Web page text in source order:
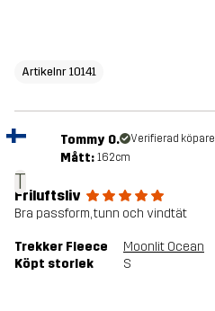
Artikelnr 10141
T
Tommy O. Verifierad köpare
Mått: 162cm
Friluftsliv
Bra passform, tunn och vindtät
Trekker Fleece
Moonlit Ocean
Köpt storlek
S